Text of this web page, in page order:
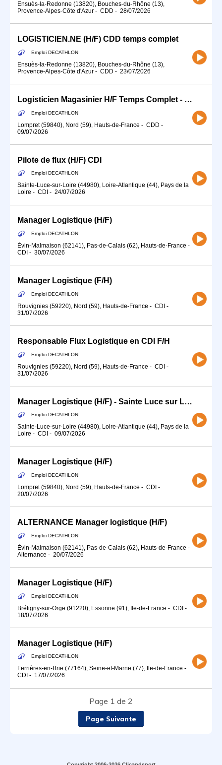
Ensuès-la-Redonne (13820), Bouches-du-Rhône (13),
Provence-Alpes-Côte d'Azur - CDD - 28/07/2026
LOGISTICIEN.NE (H/F) CDD temps complet
Emploi DECATHLON
Ensuès-la-Redonne (13820), Bouches-du-Rhône (13),
Provence-Alpes-Côte d'Azur - CDD - 23/07/2026
Logisticien Magasinier H/F Temps Complet - Saisons printemps / été
Emploi DECATHLON
Lompret (59840), Nord (59), Hauts-de-France - CDD -
09/07/2026
Pilote de flux (H/F) CDI
Emploi DECATHLON
Sainte-Luce-sur-Loire (44980), Loire-Atlantique (44), Pays de la
Loire - CDI - 24/07/2026
Manager Logistique (H/F)
Emploi DECATHLON
Évin-Malmaison (62141), Pas-de-Calais (62), Hauts-de-France -
CDI - 30/07/2026
Manager Logistique (F/H)
Emploi DECATHLON
Rouvignies (59220), Nord (59), Hauts-de-France - CDI -
31/07/2026
Responsable Flux Logistique en CDI F/H
Emploi DECATHLON
Rouvignies (59220), Nord (59), Hauts-de-France - CDI -
31/07/2026
Manager Logistique (H/F) - Sainte Luce sur Loire - CDI
Emploi DECATHLON
Sainte-Luce-sur-Loire (44980), Loire-Atlantique (44), Pays de la
Loire - CDI - 09/07/2026
Manager Logistique (H/F)
Emploi DECATHLON
Lompret (59840), Nord (59), Hauts-de-France - CDI -
20/07/2026
ALTERNANCE Manager logistique (H/F)
Emploi DECATHLON
Évin-Malmaison (62141), Pas-de-Calais (62), Hauts-de-France -
Alternance - 20/07/2026
Manager Logistique (H/F)
Emploi DECATHLON
Brétigny-sur-Orge (91220), Essonne (91), Île-de-France - CDI -
18/07/2026
Manager Logistique (H/F)
Emploi DECATHLON
Ferrières-en-Brie (77164), Seine-et-Marne (77), Île-de-France -
CDI - 17/07/2026
Page 1 de 2
Page Suivante